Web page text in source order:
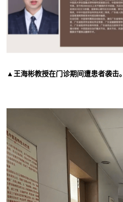
▲王海彬教授在门诊期间遭患者袭击。